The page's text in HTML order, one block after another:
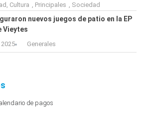
Cultura Principales Sociedad
nuevos juegos de patio en la EP
Vieytes
Generales
de pagos